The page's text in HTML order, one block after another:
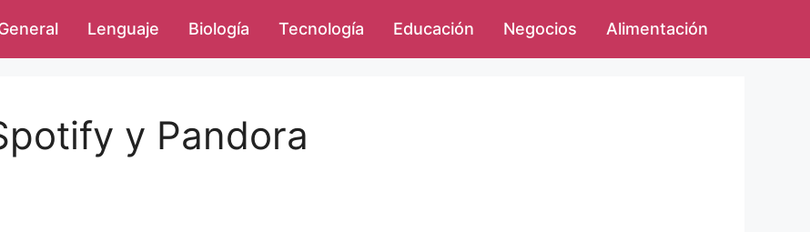
Lenguaje Biología Tecnología Educación Negocios Alimentación
y Pandora